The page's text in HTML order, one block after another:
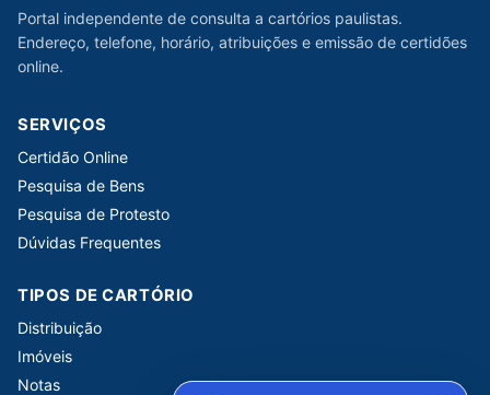
Portal independente de consulta a cartórios paulistas.
Endereço, telefone, horário, atribuições e emissão de certidões
online.
SERVIÇOS
Certidão Online
Pesquisa de Bens
Pesquisa de Protesto
Dúvidas Frequentes
TIPOS DE CARTÓRIO
Distribuição
Imóveis
Notas